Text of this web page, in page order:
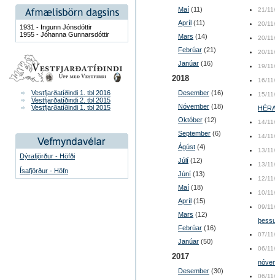
1931 - Ingunn Jónsdóttir
1955 - Jóhanna Gunnarsdóttir
Vestfjarðatíðindi 1. tbl 2016
Vestfjarðatíðindi 2. tbl 2015
Vestfjarðatíðindi 1. tbl 2015
Dýrafjörður - Höfði
Ísafjörður - Höfn
Maí (11)
Apríl (11)
Mars (14)
Febrúar (21)
Janúar (16)
2018
Desember (16)
Nóvember (18)
Október (12)
September (6)
Ágúst (4)
Júlí (12)
Júní (13)
Maí (18)
Apríl (15)
Mars (12)
Febrúar (16)
Janúar (50)
2017
Desember (30)
21/
20/
20/
20/
19/
16/
15/
14/
14/
13/
13/
12/
10/
09/
07/
06/
06/